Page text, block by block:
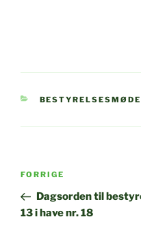
KATEGORIER
Indlægsnavigation
Forrige
indlæg
FORRIGE
Dagsorden til
13 i have nr. 18